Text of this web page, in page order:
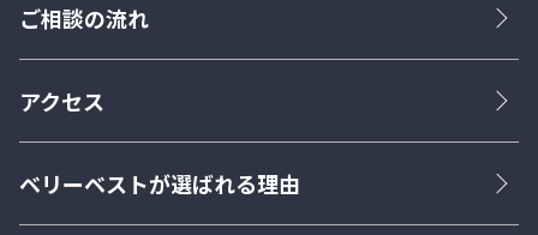
ご相談の流れ
アクセス
ベリーベストが選ばれる理由